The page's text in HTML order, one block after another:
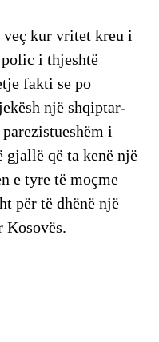
kur vritet kreu i
i thjeshtë
fakti se po
një shqiptar-
i
gjallë që ta kenë një
e tyre të moçme
për të dhënë një
Kosovës.